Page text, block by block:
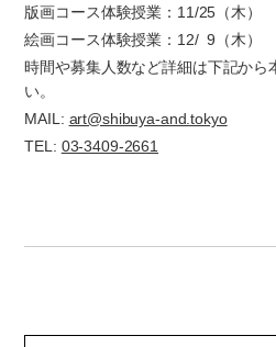
版画コース体験授業：11/25（木）
絵画コース体験授業：12/ 9（木）
時間や募集人数など詳細は下記から
い。
MAIL: art@shibuya-and.tokyo
TEL: 03-3409-2661